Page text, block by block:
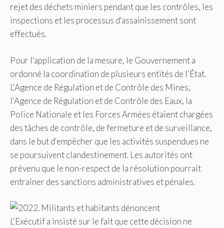
rejet des déchets miniers pendant que les contrôles, les
inspections et les processus d'assainissement sont
effectués.
Pour l'application de la mesure, le Gouvernement a
ordonné la coordination de plusieurs entités de l'État.
L'Agence de Régulation et de Contrôle des Mines,
l'Agence de Régulation et de Contrôle des Eaux, la
Police Nationale et les Forces Armées étaient chargées
des tâches de contrôle, de fermeture et de surveillance,
dans le but d'empêcher que les activités suspendues ne
se poursuivent clandestinement. Les autorités ont
prévenu que le non-respect de la résolution pourrait
entraîner des sanctions administratives et pénales.
L'Exécutif a insisté sur le fait que cette décision ne